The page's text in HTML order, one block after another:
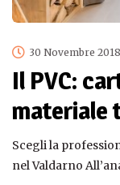
30 Novembre 2018
Il PVC:
materiale
Scegli la
nel Valdarno